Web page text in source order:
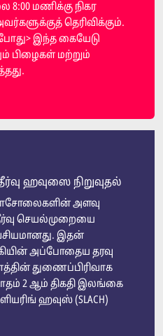
மணிக்கு நிகர
தெரிவிக்கும்.
இந்த கையேடு
பிழைகள் மற்றும்
ஹவுஸை நிறுவுதல்
அளவு
செயல்முறையை
இதன்
அப்போதைய தரவு
துணைப்பிரிவாக
2 ஆம் திகதி இலங்கை
ஹவுஸ் (SLACH)